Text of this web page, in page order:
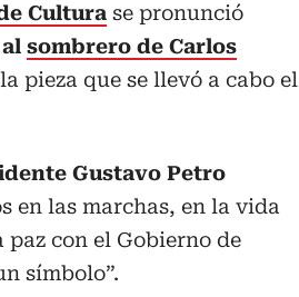
Cultura se pronunció
sombrero de Carlos
pieza que se llevó a cabo el
Gustavo Petro
en las marchas, en la vida
paz con el Gobierno de
símbolo”.